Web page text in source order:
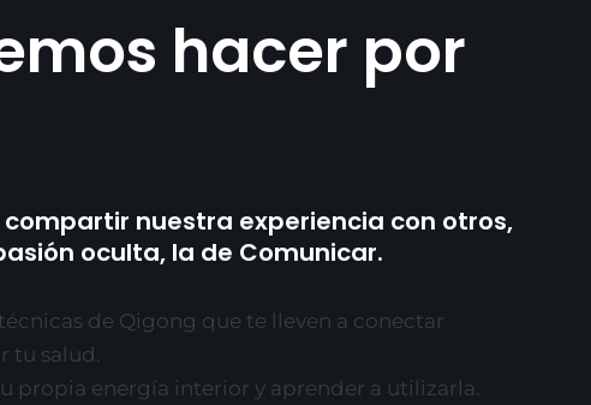
hacer por
nuestra experiencia con otros,
oculta, la de Comunicar.
de Qigong que te lleven a conectar
tu salud.
propia energía interior y aprender a utilizarla.